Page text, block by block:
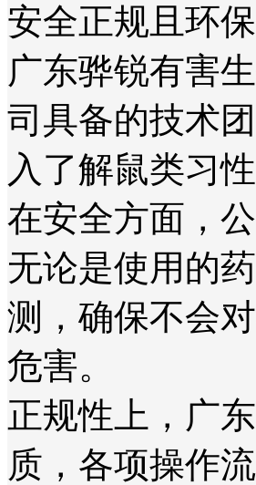
安全正规且环
广东骅锐有害
司具备的技术
入了解鼠类习
在安全方面，
无论是使用的
测，确保不会
危害。
正规性上，广
质，各项操作